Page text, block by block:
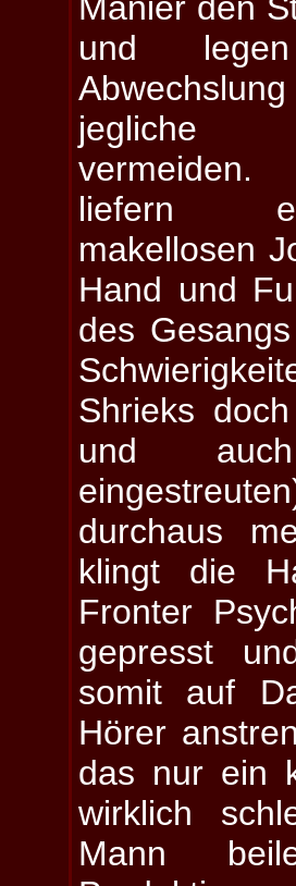
und
jegliche
liefern
makellosen
Hand und
des
Shrieks
und
durchaus
klingt die
Fronter
gepresst
somit auf
Hörer
das nur ein
wirklich
Mann